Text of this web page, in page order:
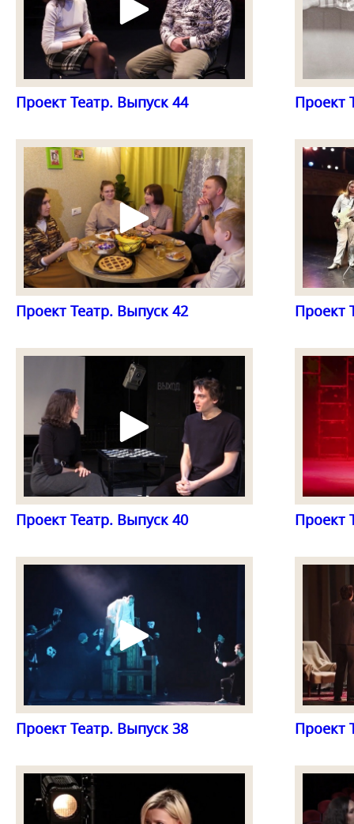
Проект Театр. Выпуск 44 Проект
Проект Театр. Выпуск 42 Проект
Проект Театр. Выпуск 40 Проект
Проект Театр. Выпуск 38 Проект